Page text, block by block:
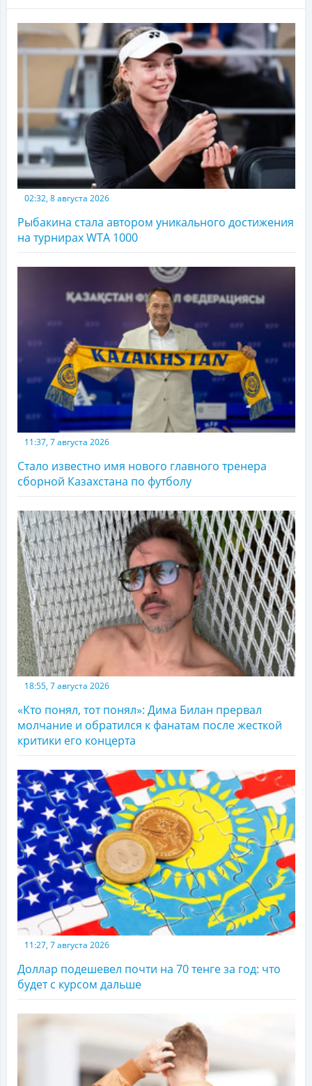
02:32, 8 августа 2026
Рыбакина стала автором уникального достижения
на турнирах WTA 1000
11:37, 7 августа 2026
Стало известно имя нового главного тренера
сборной Казахстана по футболу
18:55, 7 августа 2026
«Кто понял, тот понял»: Дима Билан прервал
молчание и обратился к фанатам после жесткой
критики его концерта
11:27, 7 августа 2026
Доллар подешевел почти на 70 тенге за год: что
будет с курсом дальше